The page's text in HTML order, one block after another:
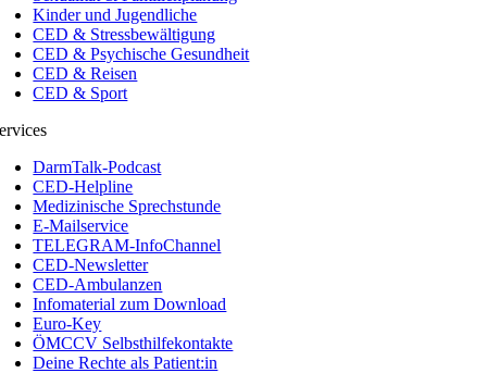
Kinder und Jugendliche
CED & Stressbewältigung
CED & Psychische Gesundheit
CED & Reisen
CED & Sport
DarmTalk-Podcast
CED-Helpline
Medizinische Sprechstunde
E-Mailservice
TELEGRAM-InfoChannel
CED-Newsletter
CED-Ambulanzen
Infomaterial zum Download
Euro-Key
ÖMCCV Selbsthilfekontakte
Deine Rechte als Patient:in